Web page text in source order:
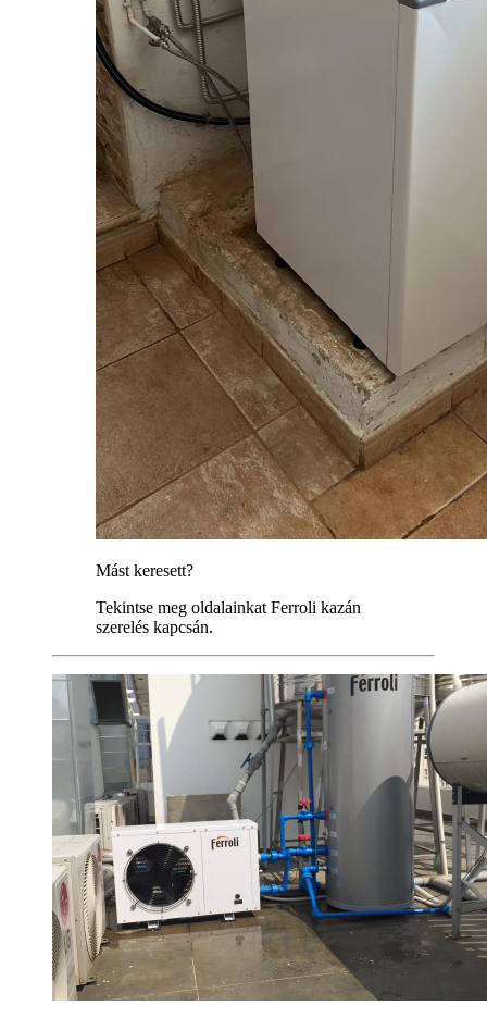
Mást keresett?
Tekintse meg oldalainkat Ferroli kazán
szerelés kapcsán.